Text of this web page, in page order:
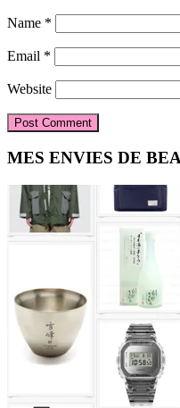
Name *
Email *
Website
Primary
Sidebar
MES ENVIES DE